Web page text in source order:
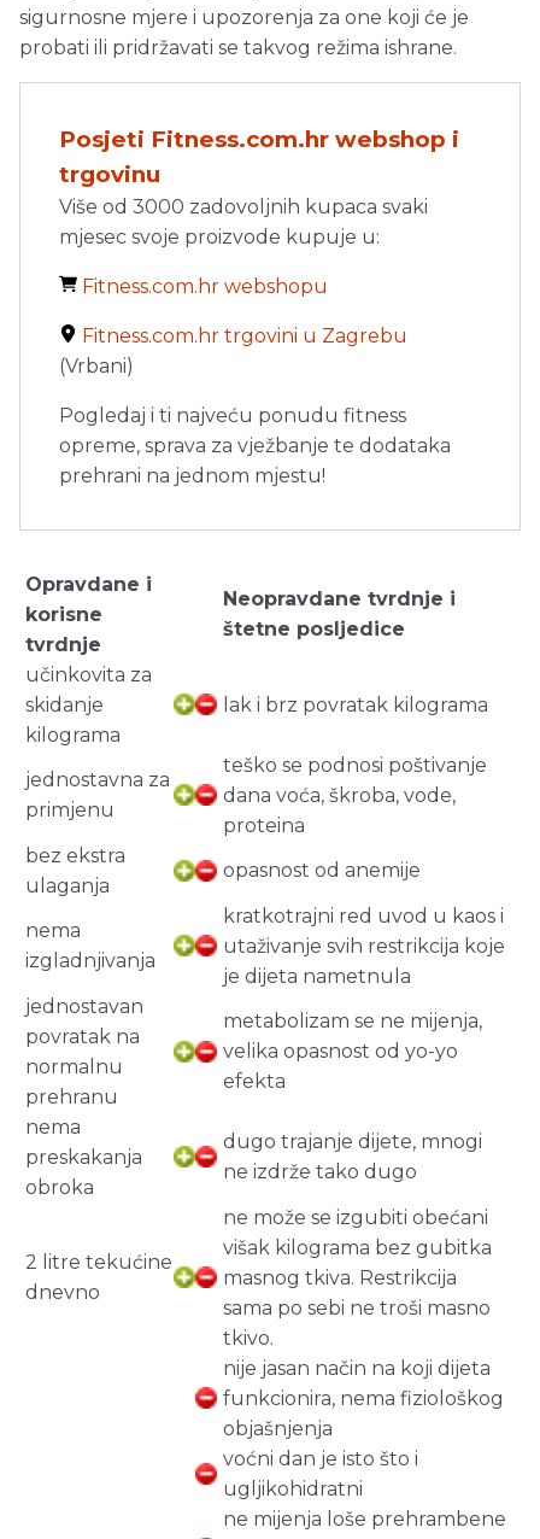
sigurnosne mjere i upozorenja za one koji će je
probati ili pridržavati se takvog režima ishrane.
Posjeti Fitness.com.hr webshop i
trgovinu
Više od 3000 zadovoljnih kupaca svaki
mjesec svoje proizvode kupuje u:
Fitness.com.hr webshopu
Fitness.com.hr trgovini u Zagrebu
(Vrbani)
Pogledaj i ti najveću ponudu fitness
opreme, sprava za vježbanje te dodataka
prehrani na jednom mjestu!
Opravdane i
korisne
tvrdnje
Neopravdane tvrdnje i
štetne posljedice
učinkovita za
skidanje
kilograma
lak i brz povratak kilograma
jednostavna za
primjenu
teško se podnosi poštivanje
dana voća, škroba, vode,
proteina
bez ekstra
ulaganja
opasnost od anemije
nema
izgladnjivanja
kratkotrajni red uvod u kaos i
utaživanje svih restrikcija koje
je dijeta nametnula
jednostavan
povratak na
normalnu
prehranu
metabolizam se ne mijenja,
velika opasnost od yo-yo
efekta
nema
preskakanja
obroka
dugo trajanje dijete, mnogi
ne izdrže tako dugo
2 litre tekućine
dnevno
ne može se izgubiti obećani
višak kilograma bez gubitka
masnog tkiva. Restrikcija
sama po sebi ne troši masno
tkivo.
nije jasan način na koji dijeta
funkcionira, nema fiziološkog
objašnjenja
voćni dan je isto što i
ugljikohidratni
ne mijenja loše prehrambene